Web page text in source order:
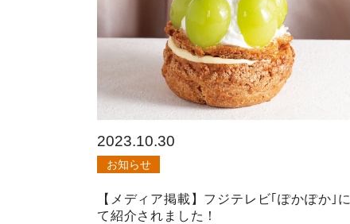
2023.10.30
お知らせ
【メディア掲載】フジテレビ｢ぽかぽか｣に
て紹介されました！